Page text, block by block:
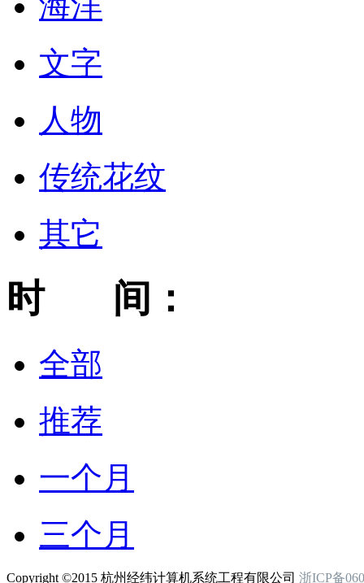
文字
人物
传统花纹
其它
时 间：
全部
推荐
一个月
三个月
Copyright ©2015 杭州经纬计算机系统工程有限公司 浙ICP备